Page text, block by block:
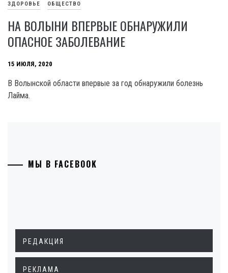
ЗДОРОВЬЕ ОБЩЕСТВО
НА ВОЛЫНИ ВПЕРВЫЕ ОБНАРУЖИЛИ
ОПАСНОЕ ЗАБОЛЕВАНИЕ
15 ИЮЛЯ, 2020
В Волынской области впервые за год обнаружили болезнь
Лайма.
МЫ В FACEBOOK
РЕДАКЦИЯ
РЕКЛАМА